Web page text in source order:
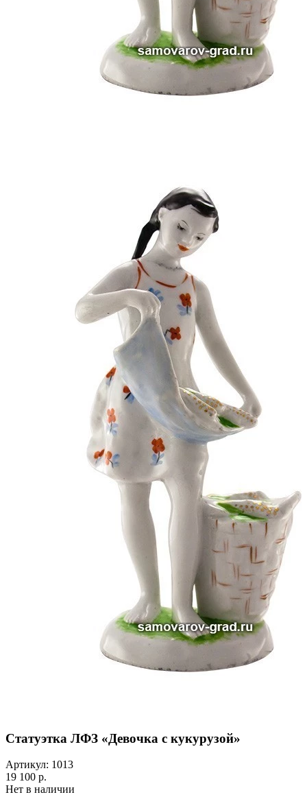
Статуэтка ЛФЗ «Девочка с кукурузой»
Артикул: 1013
19 100 р.
Нет в наличии